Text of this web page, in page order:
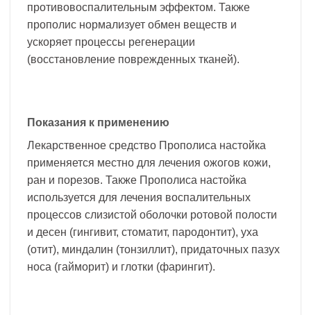
противовоспалительным эффектом. Также
прополис нормализует обмен веществ и
ускоряет процессы регенерации
(восстановление поврежденных тканей).
Показания к применению
Лекарственное средство Прополиса настойка
применяется местно для лечения ожогов кожи,
ран и порезов. Также Прополиса настойка
используется для лечения воспалительных
процессов слизистой оболочки ротовой полости
и десен (гингивит, стоматит, пародонтит), уха
(отит), миндалин (тонзиллит), придаточных пазух
носа (гайморит) и глотки (фарингит).